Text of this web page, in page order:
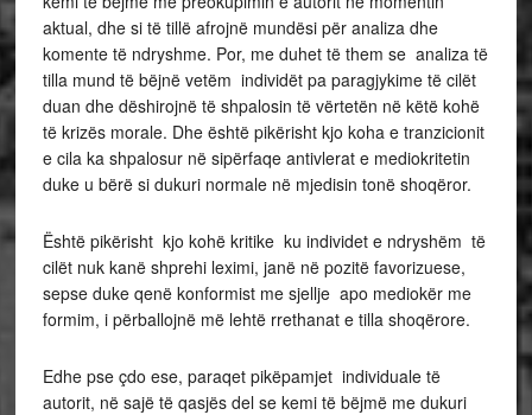
aktual, dhe si të tillë afrojnë mundësi për analiza dhe
komente të ndryshme. Por, me duhet të them se analiza të
tilla mund të bëjnë vetëm individët pa paragjykime të cilët
duan dhe dëshirojnë të shpalosin të vërtetën në këtë kohë
të krizës morale. Dhe është pikërisht kjo koha e tranzicionit
e cila ka shpalosur në sipërfaqe antivlerat e mediokritetin
duke u bërë si dukuri normale në mjedisin tonë shoqëror.
Është pikërisht kjo kohë kritike ku individet e ndryshëm të
cilët nuk kanë shprehi leximi, janë në pozitë favorizuese,
sepse duke qenë konformist me sjellje apo mediokër me
formim, i përballojnë më lehtë rrethanat e tilla shoqërore.
Edhe pse çdo ese, paraqet pikëpamjet individuale të
autorit, në sajë të qasjës del se kemi të bëjmë me dukuri